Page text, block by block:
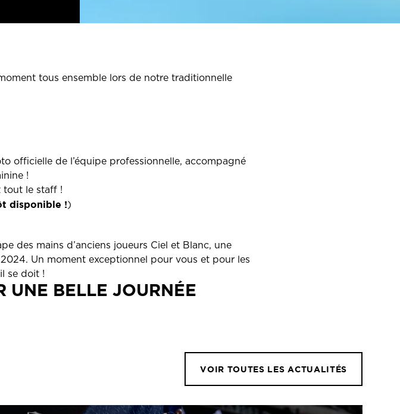
tous ensemble lors de notre traditionnelle
officielle de l’équipe professionnelle, accompagné
!
tout le staff !
disponible !)
des mains d’anciens joueurs Ciel et Blanc, une
Un moment exceptionnel pour vous et pour les
se doit !
UNE BELLE JOURNÉE
VOIR TOUTES LES ACTUALITÉS